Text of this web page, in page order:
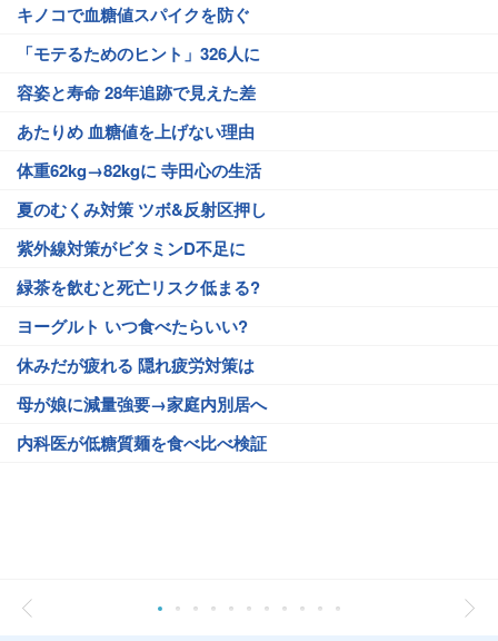
キノコで血糖値スパイクを防ぐ
「モテるためのヒント」326人に
容姿と寿命 28年追跡で見えた差
あたりめ 血糖値を上げない理由
体重62kg→82kgに 寺田心の生活
夏のむくみ対策 ツボ&反射区押し
紫外線対策がビタミンD不足に
緑茶を飲むと死亡リスク低まる?
ヨーグルト いつ食べたらいい?
休みだが疲れる 隠れ疲労対策は
母が娘に減量強要→家庭内別居へ
内科医が低糖質麺を食べ比べ検証